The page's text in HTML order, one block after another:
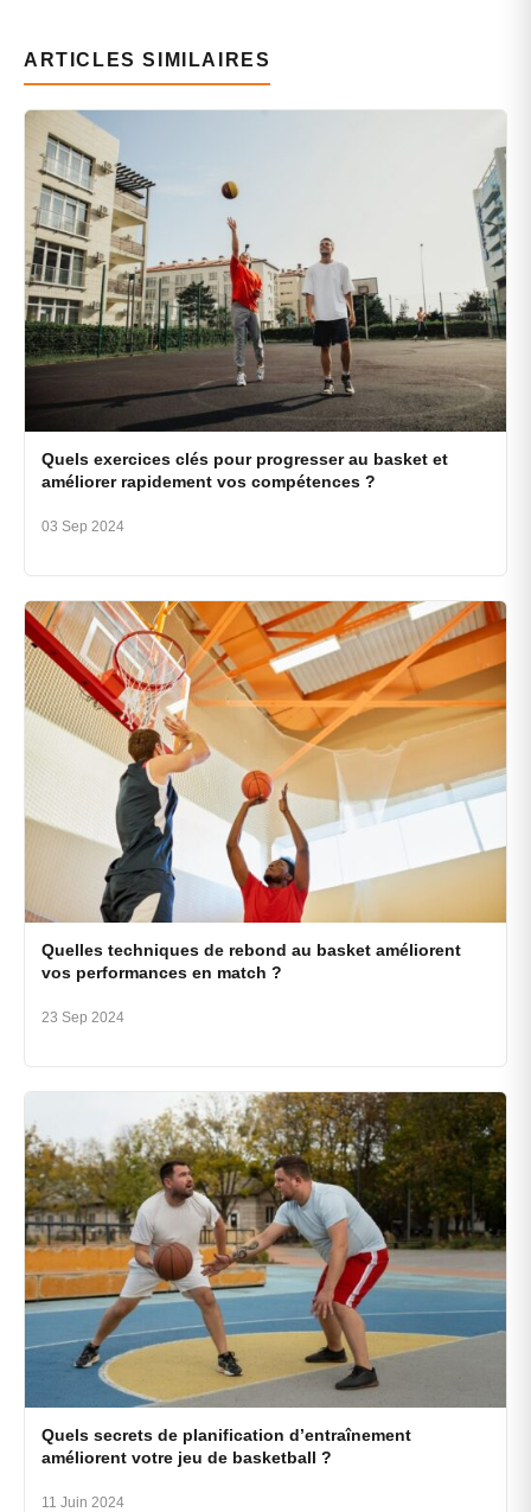
ARTICLES SIMILAIRES
Quels exercices clés pour progresser au basket et
améliorer rapidement vos compétences ?
03 Sep 2024
Quelles techniques de rebond au basket améliorent
vos performances en match ?
23 Sep 2024
Quels secrets de planification d’entraînement
améliorent votre jeu de basketball ?
11 Juin 2024